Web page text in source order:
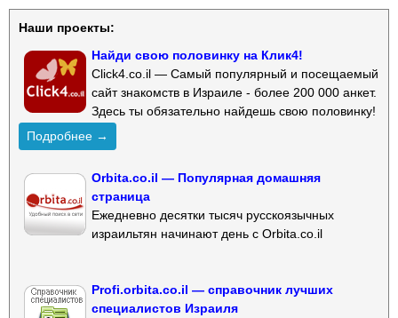
Наши проекты:
Найди свою половинку на Клик4!
Click4.co.il — Самый популярный и посещаемый
сайт знакомств в Израиле - более 200 000 анкет.
Здесь ты обязательно найдешь свою половинку!
Подробнее →
Orbita.co.il — Популярная домашняя
страница
Ежедневно десятки тысяч русскоязычных
израильтян начинают день с Orbita.co.il
Profi.orbita.co.il — справочник лучших
специалистов Израиля